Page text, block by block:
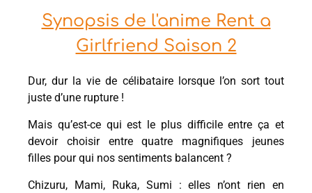
Synopsis de l'anime Rent a
Girlfriend Saison 2
Dur, dur la vie de célibataire lorsque l’on sort tout
juste d’une rupture !
Mais qu’est-ce qui est le plus difficile entre ça et
devoir choisir entre quatre magnifiques jeunes
filles pour qui nos sentiments balancent ?
Chizuru, Mami, Ruka, Sumi : elles n’ont rien en